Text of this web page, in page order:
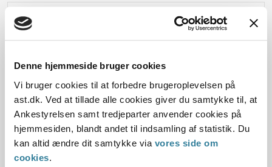
Denne hjemmeside bruger cookies
Vi bruger cookies til at forbedre brugeroplevelsen på
ast.dk. Ved at tillade alle cookies giver du samtykke til, at
Ankestyrelsen samt tredjeparter anvender cookies på
hjemmesiden, blandt andet til indsamling af statistik. Du
kan altid ændre dit samtykke via vores side om
cookies.
Lovgivning:
1. Baggrund for at behandle sagen principielt
2. Reglerne
4. Den konkrete afgørelse